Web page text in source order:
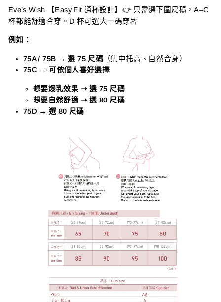
Eve’s Wish 【Easy Fit 通杯設計】👉 只需選下圍尺碼，A–C
杯都能舒適合穿。D 杯可選大一碼穿著
例如：
75A / 75B → 選 75 尺碼 （集中托高、自然合身）
75C → 可依個人喜好選擇
想要爆乳效果 ➝ 選 75 尺碼
想要自然舒適 ➝ 選 80 尺碼
75D →選 80 尺碼